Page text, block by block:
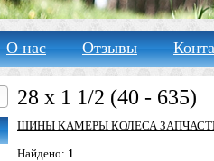
О нас Отзывы
28 х 1 1/2 (40 - 635)
ШИНЫ КАМЕРЫ КОЛЕСА
Найдено: 1